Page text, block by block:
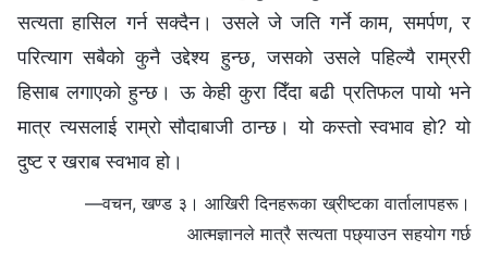
सत्यता हासिल गर्न सक्दैन। उसले जे जति गर्ने काम, समर्पण, र
परित्याग सबैको कुनै उद्देश्य हुन्छ, जसको उसले पहिल्यै राम्ररी
हिसाब लगाएको हुन्छ। ऊ केही कुरा दिँदा बढी प्रतिफल पायो भने
मात्र त्यसलाई राम्रो सौदाबाजी ठान्छ। यो कस्तो स्वभाव हो? यो
दुष्ट र खराब स्वभाव हो।
—वचन, खण्ड ३। आखिरी दिनहरूका ख्रीष्टका वार्तालापहरू।
आत्मज्ञानले मात्रै सत्यता पछ्याउन सहयोग गर्छ